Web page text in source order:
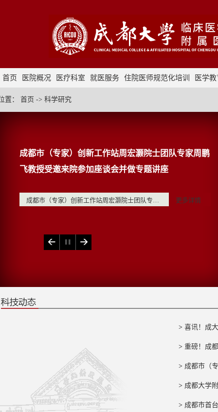
首页 医院概况 医疗科室 就医服务 住院医师规范化培训 医学
采购招标
置： 首页 -> 科学研究
> 喜讯！成
> 重磅！成
> 成都市（
> 成都大学
> 成都市首